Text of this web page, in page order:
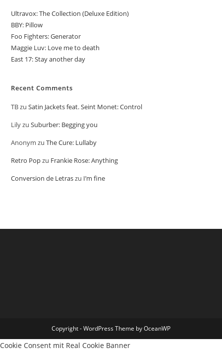
Ultravox: The Collection (Deluxe Edition)
BBY: Pillow
Foo Fighters: Generator
Maggie Luv: Love me to death
East 17: Stay another day
Recent Comments
TBzuSatin Jackets feat. Seint Monet: Control
LilyzuSuburber: Begging you
Anonym zuThe Cure: Lullaby
Retro Popzu Frankie Rose: Anything
Conversion de Letraszu I’m fine
Copyright - WordPress Theme by OceanWP
Cookie Consent mit Real Cookie Banner